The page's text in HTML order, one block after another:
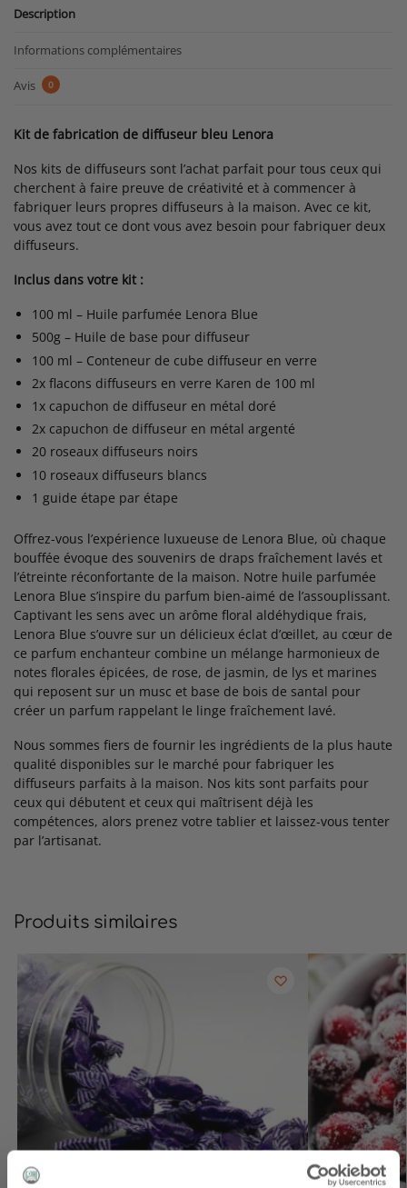
Description
Informations complémentaires
Avis 0
Kit de fabrication de diffuseur bleu Lenora
Nos kits de diffuseurs sont l’achat parfait pour tous ceux qui
cherchent à faire preuve de créativité et à commencer à
fabriquer leurs propres diffuseurs à la maison. Avec ce kit,
vous avez tout ce dont vous avez besoin pour fabriquer deux
diffuseurs.
Inclus dans votre kit :
100 ml – Huile parfumée Lenora Blue
500g – Huile de base pour diffuseur
100 ml – Conteneur de cube diffuseur en verre
2x flacons diffuseurs en verre Karen de 100 ml
1x capuchon de diffuseur en métal doré
2x capuchon de diffuseur en métal argenté
20 roseaux diffuseurs noirs
10 roseaux diffuseurs blancs
1 guide étape par étape
Offrez-vous l’expérience luxueuse de Lenora Blue, où chaque
bouffée évoque des souvenirs de draps fraîchement lavés et
l’étreinte réconfortante de la maison. Notre huile parfumée
Lenora Blue s’inspire du parfum bien-aimé de l’assouplissant.
Captivant les sens avec un arôme floral aldéhydique frais,
Lenora Blue s’ouvre sur un délicieux éclat d’œillet, au cœur de
ce parfum enchanteur combine un mélange harmonieux de
notes florales épicées, de rose, de jasmin, de lys et marines
qui reposent sur un musc et base de bois de santal pour
créer un parfum rappelant le linge fraîchement lavé.
Nous sommes fiers de fournir les ingrédients de la plus haute
qualité disponibles sur le marché pour fabriquer les
diffuseurs parfaits à la maison. Nos kits sont parfaits pour
ceux qui débutent et ceux qui maîtrisent déjà les
compétences, alors prenez votre tablier et laissez-vous tenter
par l’artisanat.
Produits similaires